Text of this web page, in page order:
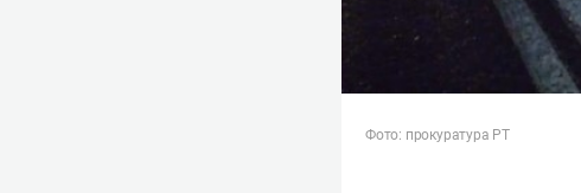
Фото: прокуратура РТ